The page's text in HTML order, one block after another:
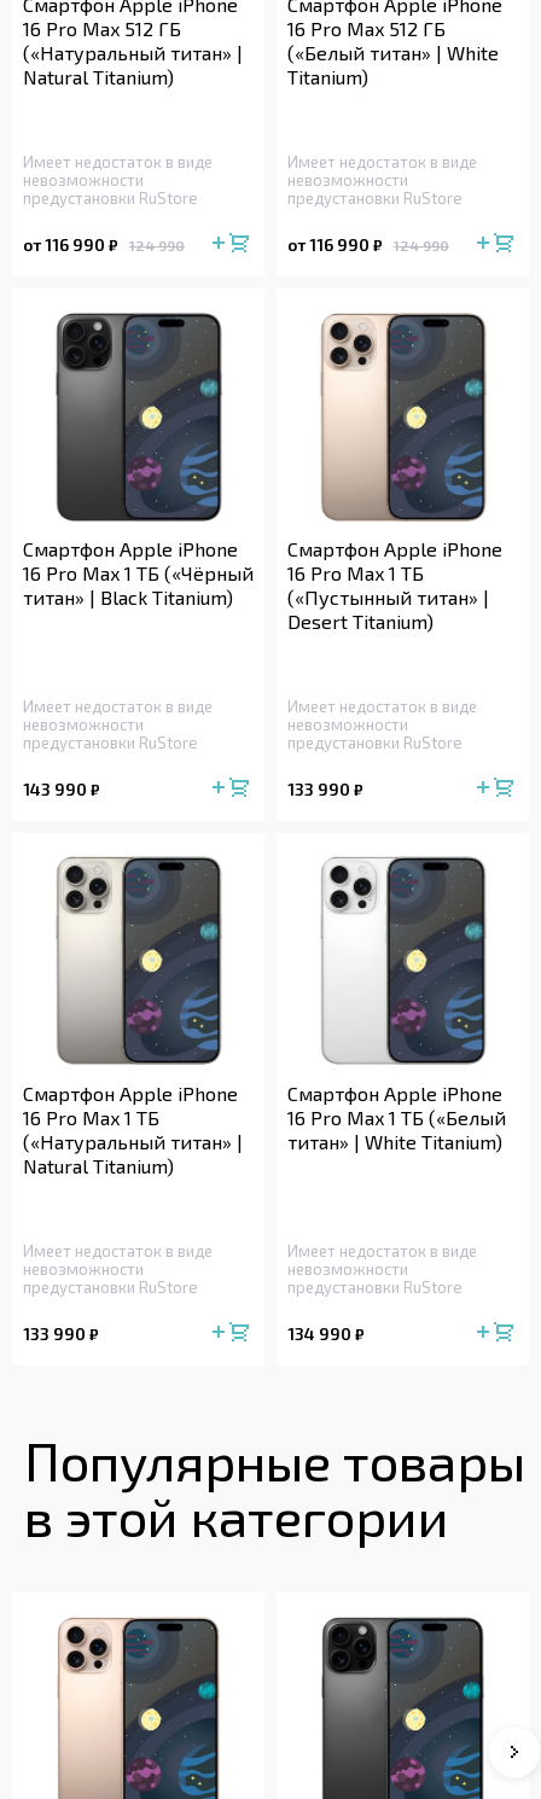
Смартфон Apple iPhone
16 Pro Max 512 ГБ
(«Натуральный титан» |
Natural Titanium)
Имеет недостаток в виде
невозможности
предустановки RuStore
от 116 990 ₽ 124 990
Смартфон Apple iPhone
16 Pro Max 512 ГБ
(«Белый титан» | White
Titanium)
Имеет недостаток в виде
невозможности
предустановки RuStore
от 116 990 ₽ 124 990
Смартфон Apple iPhone
16 Pro Max 1 ТБ («Чёрный
титан» | Black Titanium)
Имеет недостаток в виде
невозможности
предустановки RuStore
143 990 ₽
Смартфон Apple iPhone
16 Pro Max 1 ТБ
(«Пустынный титан» |
Desert Titanium)
Имеет недостаток в виде
невозможности
предустановки RuStore
133 990 ₽
Смартфон Apple iPhone
16 Pro Max 1 ТБ
(«Натуральный титан» |
Natural Titanium)
Имеет недостаток в виде
невозможности
предустановки RuStore
133 990 ₽
Смартфон Apple iPhone
16 Pro Max 1 ТБ («Белый
титан» | White Titanium)
Имеет недостаток в виде
невозможности
предустановки RuStore
134 990 ₽
Популярные товары
в этой категории